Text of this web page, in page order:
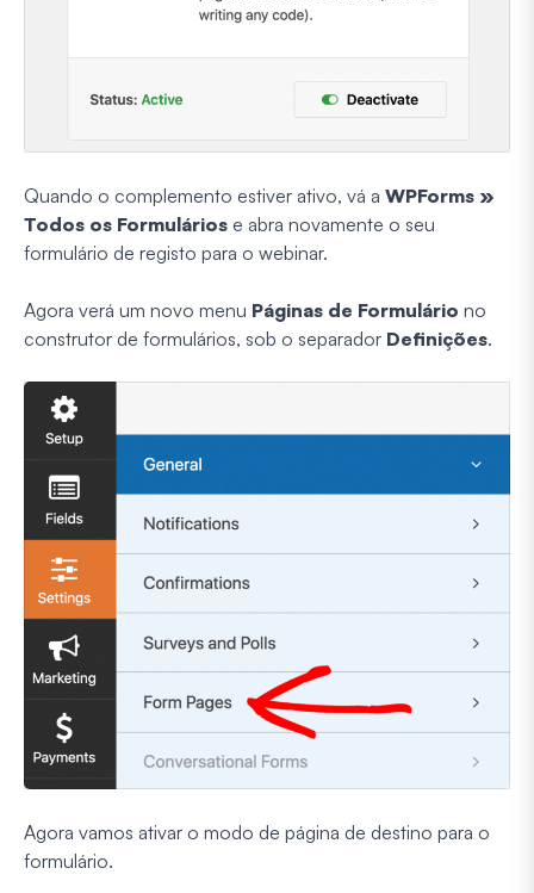
Quando o complemento estiver ativo, vá a WPForms »
Todos os Formulários e abra novamente o seu
formulário de registo para o webinar.
Agora verá um novo menu Páginas de Formulário no
construtor de formulários, sob o separador Definições.
Agora vamos ativar o modo de página de destino para o
formulário.